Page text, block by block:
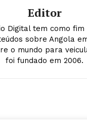
Editor
Digital tem como
sobre Angola
o mundo para
foi fundado em 2006.